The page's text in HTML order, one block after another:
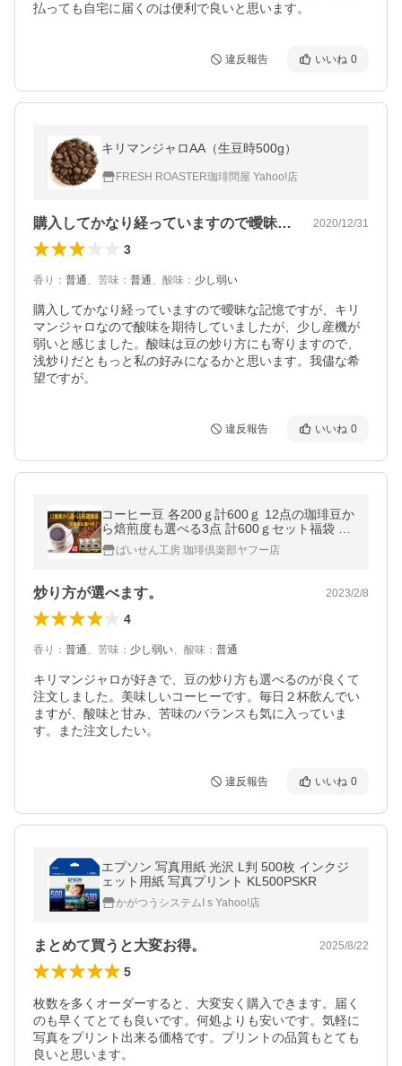
払っても自宅に届くのは便利で良いと思います。
違反報告 いいね 0
キリマンジャロAA（生豆時500g）
FRESH ROASTER珈琲問屋 Yahoo!店
購入してかなり経っていますので曖昧な記… 2020/12/31
3
香り ： 普通、 苦味 ： 普通、 酸味 ： 少し弱い
購入してかなり経っていますので曖昧な記憶ですが、キリ
マンジャロなので酸味を期待していましたが、少し産機が
弱いと感じました。酸味は豆の炒り方にも寄りますので、
浅炒りだともっと私の好みになるかと思います。我儘な希
望ですが。
違反報告 いいね 0
コーヒー豆 各200ｇ計600ｇ 12点の珈琲豆か
ら焙煎度も選べる3点 計600ｇセット福袋 送
料無料ばいせん工房 珈琲倶楽部ヤフー店
炒り方が選べます。 2023/2/8
4
香り ： 普通、 苦味 ： 少し弱い、 酸味 ： 普通
キリマンジャロが好きで、豆の炒り方も選べるのが良くて
注文しました。美味しいコーヒーです。毎日２杯飲んでい
ますが、酸味と甘み、苦味のバランスも気に入っていま
す。また注文したい。
違反報告 いいね 0
エプソン 写真用紙 光沢 L判 500枚 インクジ
ェット用紙 写真プリント KL500PSKR
かがつうシステムI s Yahoo!店
まとめて買うと大変お得。 2025/8/22
5
枚数を多くオーダーすると、大変安く購入できます。届く
のも早くてとても良いです。何処よりも安いです。気軽に
写真をプリント出来る価格です。プリントの品質もとても
良いと思います。